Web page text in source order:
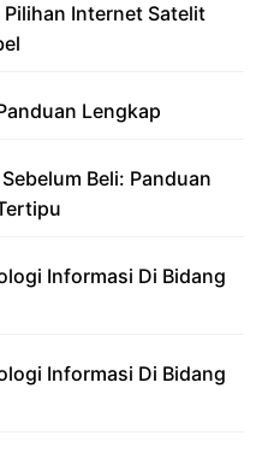
Internet Satelit
Lengkap
Beli: Panduan
Informasi Di Bidang
Informasi Di Bidang